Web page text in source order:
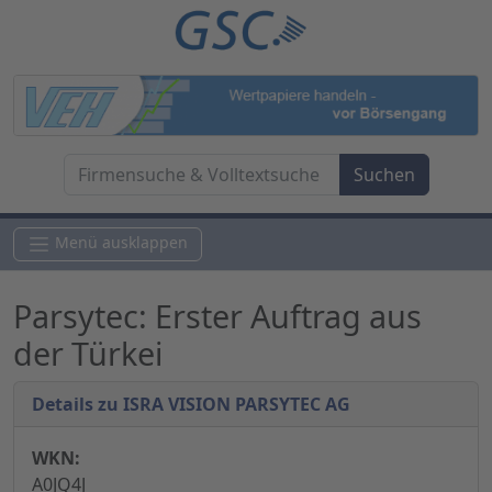
Menü ausklappen
Parsytec: Erster Auftrag aus
der Türkei
Details zu ISRA VISION PARSYTEC AG
WKN:
A0JQ4J